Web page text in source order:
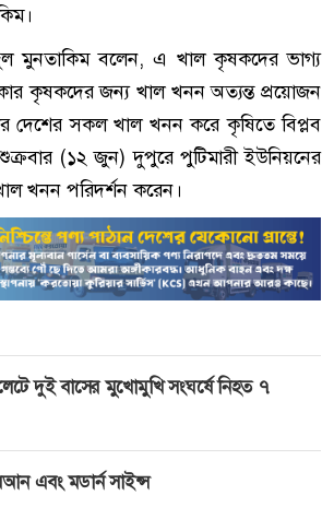
মুনতাকিম বলেন, এ খাল কৃষকদের ভাগ্য
কৃষকদের জন্য খাল খনন অত্যন্ত প্রয়োজন
দেশের সকল খাল খনন করে কৃষিতে বিপ্লব
(১২ জুন) দুপুরে পুটিমারী ইউনিয়নের
খনন পরিদর্শন করেন।
দুই বাসের মুখোমুখি সংঘর্ষে নিহত ৭
এবং মডার্ন সাইন্স